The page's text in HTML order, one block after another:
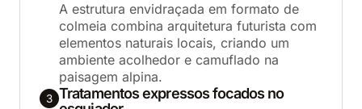
A estrutura envidraçada em formato de
colmeia combina arquitetura futurista com
elementos naturais locais, criando um
ambiente acolhedor e camuflado na
paisagem alpina.
3 Tratamentos expressos focados no